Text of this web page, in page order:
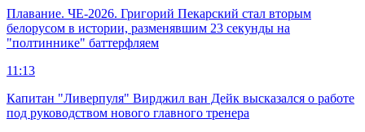
Плавание. ЧЕ-2026. Григорий Пекарский стал вторым
белорусом в истории, разменявшим 23 секунды на
"полтиннике" баттерфляем
11:13
Капитан "Ливерпуля" Вирджил ван Дейк высказался о работе
под руководством нового главного тренера